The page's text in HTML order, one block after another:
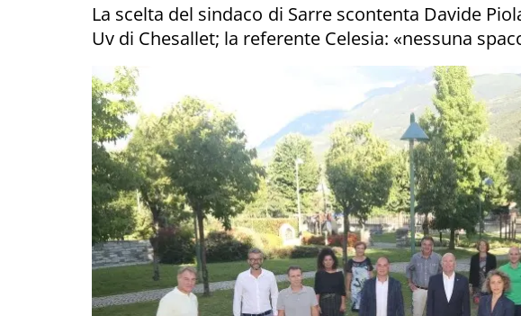
La scelta del sindaco di Sarre scontenta Davide
Uv di Chesallet; la referente Celesia: «nessuna